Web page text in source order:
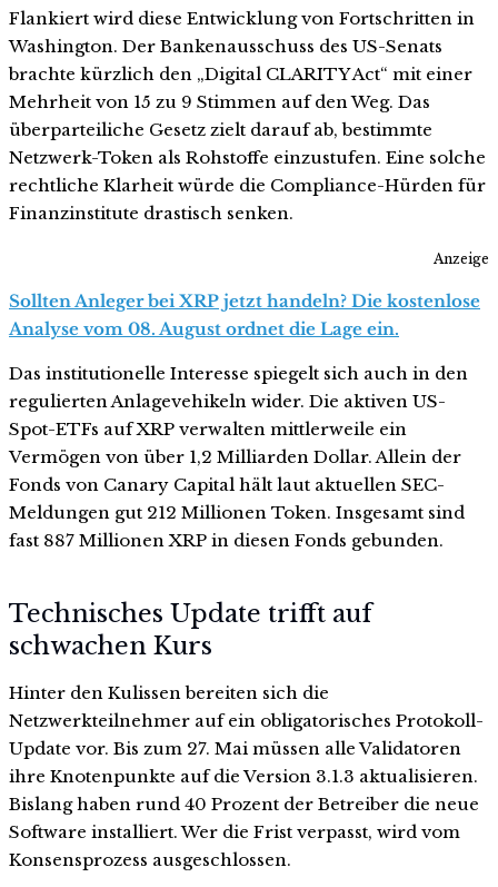
Flankiert wird diese Entwicklung von Fortschritten in
Washington. Der Bankenausschuss des US-Senats
brachte kürzlich den „Digital CLARITY Act“ mit einer
Mehrheit von 15 zu 9 Stimmen auf den Weg. Das
überparteiliche Gesetz zielt darauf ab, bestimmte
Netzwerk-Token als Rohstoffe einzustufen. Eine solche
rechtliche Klarheit würde die Compliance-Hürden für
Finanzinstitute drastisch senken.
Anzeige
Sollten Anleger bei XRP jetzt handeln? Die kostenlose
Analyse vom 08. August ordnet die Lage ein.
Das institutionelle Interesse spiegelt sich auch in den
regulierten Anlagevehikeln wider. Die aktiven US-
Spot-ETFs auf XRP verwalten mittlerweile ein
Vermögen von über 1,2 Milliarden Dollar. Allein der
Fonds von Canary Capital hält laut aktuellen SEC-
Meldungen gut 212 Millionen Token. Insgesamt sind
fast 887 Millionen XRP in diesen Fonds gebunden.
Technisches Update trifft auf
schwachen Kurs
Hinter den Kulissen bereiten sich die
Netzwerkteilnehmer auf ein obligatorisches Protokoll-
Update vor. Bis zum 27. Mai müssen alle Validatoren
ihre Knotenpunkte auf die Version 3.1.3 aktualisieren.
Bislang haben rund 40 Prozent der Betreiber die neue
Software installiert. Wer die Frist verpasst, wird vom
Konsensprozess ausgeschlossen.